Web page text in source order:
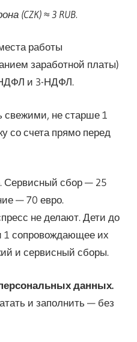
(CZK) ≈ 3 RUB.
работы
заработной платы)
и 3-НДФЛ.
свежими, не старше 1
со счета прямо перед
Сервисный сбор — 25
— 70 евро.
не делают. Дети до
1 сопровождающее их
и сервисный сборы.
данных.
и заполнить — без